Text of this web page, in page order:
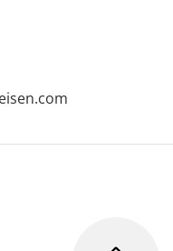
der Merkliste